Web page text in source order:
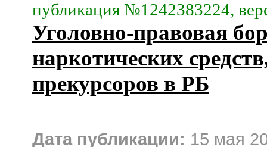
публикация №1242383224,
Уголовно-правовая
наркотических
прекурсоров в РБ
Дата публикации: 15 мая